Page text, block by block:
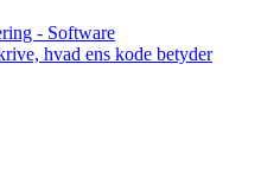
- Software
hvad ens kode betyder